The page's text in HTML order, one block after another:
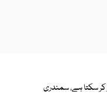
وقت پارہ اوسط سے 3 تا 4 اضافے سے 38 ڈگری تک تجاوز کر سکتا ہے، سمندری